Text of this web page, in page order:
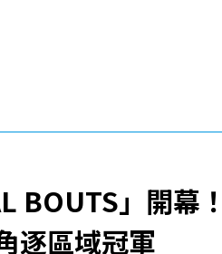
BOUTS」開幕！
逐區域冠軍